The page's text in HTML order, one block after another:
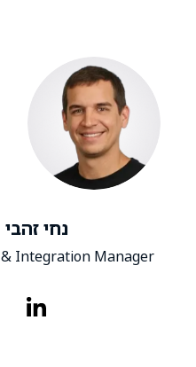
נחי זהבי
Integration Manager